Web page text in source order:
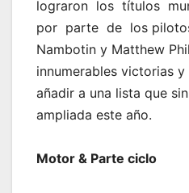
lograron los títulos
por parte de los
Nambotin y Matthew
innumerables victorias
añadir a una lista que
ampliada este año.
Motor & Parte ciclo